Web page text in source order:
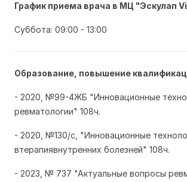
График приема врача в МЦ "Эскулап
Суббота: 09:00 - 13:00
Образование, повышение
- 2020, №99-4ЖБ "Инновационные
ревматологии" 108ч.
- 2020, №130/с, "Инновационные
втерапиявнутренних болезней" 108ч.
- 2023, № 737 "Актуальные вопросы